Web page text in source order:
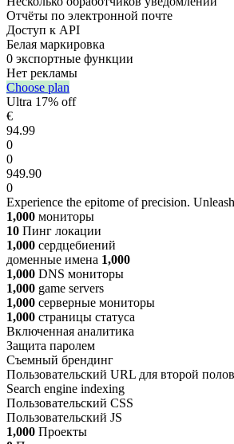
Отчёты по электронной почте
Доступ к API
Белая маркировка
0 экспортные функции
Нет рекламы
Choose plan
Ultra 17% off
€
94.99
0
0
949.90
0
Experience the epitome of precision.
1,000 мониторы
10 Пинг локации
1,000 сердцебиений
доменные имена 1,000
1,000 DNS мониторы
1,000 game servers
1,000 серверные мониторы
1,000 страницы статуса
Включенная аналитика
Защита паролем
Съемный брендинг
Пользовательский URL для второй
Search engine indexing
Пользовательский CSS
Пользовательский JS
1,000 Проекты